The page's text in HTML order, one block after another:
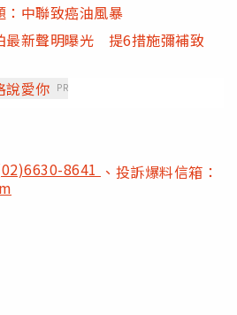
：中聯致癌油風暴
最新聲明曝光 提6措施彌補致
說愛你 PR
8641 、投訴爆料信箱：